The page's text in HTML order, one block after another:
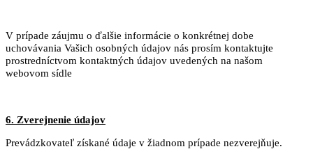
V prípade záujmu o ďalšie informácie o konkrétnej dobe
uchovávania Vašich osobných údajov nás prosím kontaktujte
prostredníctvom kontaktných údajov uvedených na našom
webovom sídle
6. Zverejnenie údajov
Prevádzkovateľ získané údaje v žiadnom prípade nezverejňuje.